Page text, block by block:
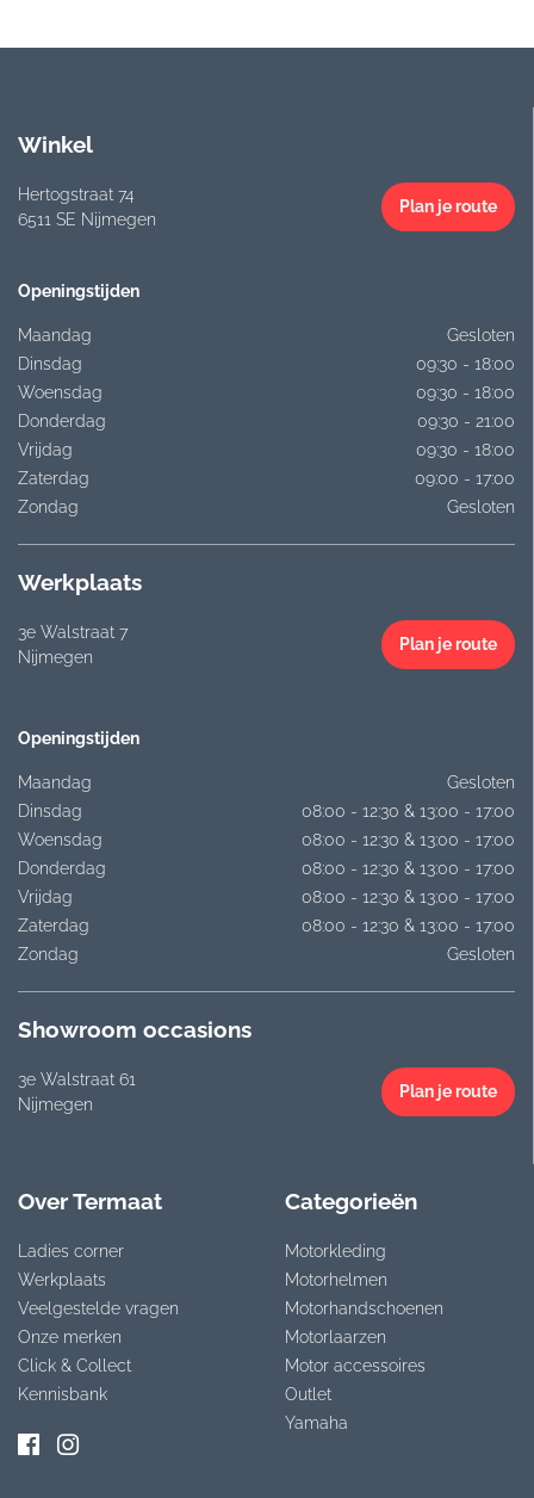
Winkel
Hertogstraat 74
6511 SE Nijmegen
Plan je route
Openingstijden
Maandag
Gesloten
Dinsdag
09:30 - 18:00
Woensdag
09:30 - 18:00
Donderdag
09:30 - 21:00
Vrijdag
09:30 - 18:00
Zaterdag
09:00 - 17:00
Zondag
Gesloten
Werkplaats
3e Walstraat 7
Nijmegen
Plan je route
Openingstijden
Maandag
Gesloten
Dinsdag
08:00 - 12:30 & 13:00 - 17:00
Woensdag
08:00 - 12:30 & 13:00 - 17:00
Donderdag
08:00 - 12:30 & 13:00 - 17:00
Vrijdag
08:00 - 12:30 & 13:00 - 17:00
Zaterdag
08:00 - 12:30 & 13:00 - 17:00
Zondag
Gesloten
Showroom occasions
3e Walstraat 61
Nijmegen
Plan je route
Over Termaat
Ladies corner
Werkplaats
Veelgestelde vragen
Onze merken
Click & Collect
Kennisbank
Categorieën
Motorkleding
Motorhelmen
Motorhandschoenen
Motorlaarzen
Motor accessoires
Outlet
Yamaha